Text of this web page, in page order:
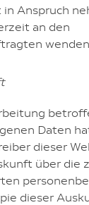
Anspruch
an den
Daten
dieser
über die
dieser